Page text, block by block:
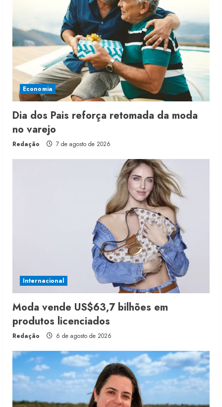
Economia
Dia dos Pais reforça retomada da moda
no varejo
Redação 7 de agosto de 2026
Internacional
Moda vende US$63,7 bilhões em
produtos licenciados
Redação 6 de agosto de 2026